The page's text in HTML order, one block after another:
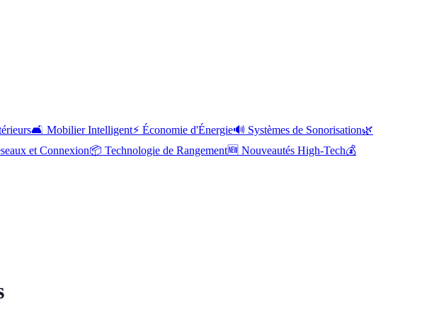
🛋️ Mobilier Intelligent⚡ Économie d'Énergie🔊 Systèmes de Sonorisation🌿
et Connexion📦 Technologie de Rangement🆕 Nouveautés High-Tech💰